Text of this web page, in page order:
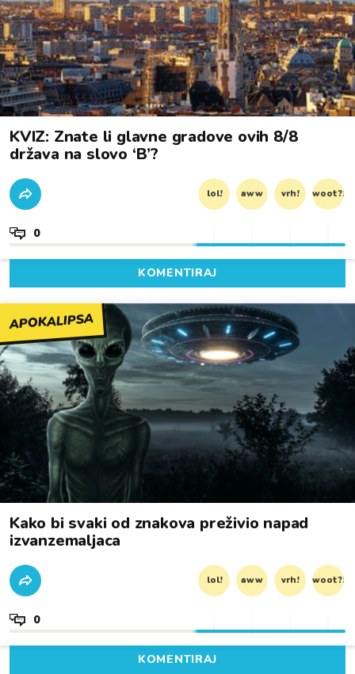
KVIZ: Znate li glavne gradove ovih 8/8
država na slovo ‘B’?
lol! aww vrh! woot?!
0
KOMENTIRAJ
APOKALIPSA
Kako bi svaki od znakova preživio napad
izvanzemaljaca
lol! aww vrh! woot?!
0
KOMENTIRAJ